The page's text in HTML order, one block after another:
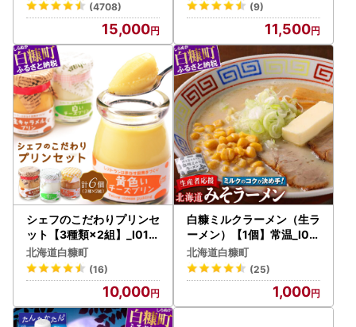
(4708)
15,000
(9)
11,500
シェフのこだわりプリンセ
ット【3種類×2組】_I010
-0156
北海道白糠町
(16)
10,000
白糠ミルクラーメン（生ラ
ーメン）【1個】常温_I00
1-0885-2610
北海道白糠町
(25)
1,000